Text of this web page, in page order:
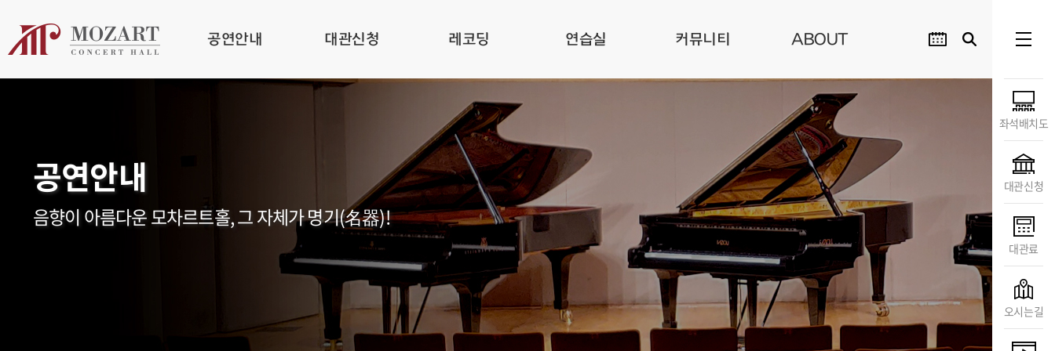
공연안내 대관신청 레코딩 연습실 커뮤니티 ABOUT
좌석배치도
대관신청
대관료
오시는길
공연안내
음향이 아름다운 모차르트홀, 그 자체가 명기(名器)!